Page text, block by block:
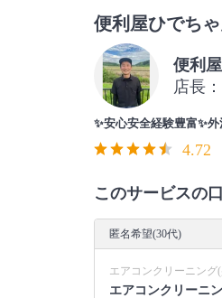
便利屋ひでち
便利
店長
✨安心安全経験豊富✨
4.72
このサービスの
匿名希望(30代)
エアコンクリーニング
エアコンクリーニ